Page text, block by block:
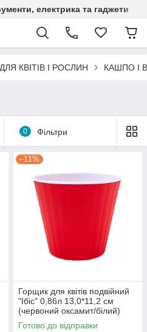
електрика та гаджети
КВІТІВ І РОСЛИН КАШПО І
0 Фільтри
–11%
Горщик для квітів подвійний
"Ібіс" 0,86л 13,0*11,2 см
(червоний оксамит/білий)
Готово до відправки